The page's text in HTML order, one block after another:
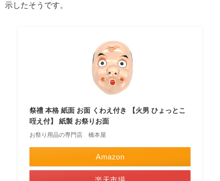
示したそうです。
祭禮 本格 紙面 お面 くわえ付き 【火男 ひょっとこ
咥え付】 紙製 お祭りお面
お祭り用品の専門店 橋本屋
Amazon